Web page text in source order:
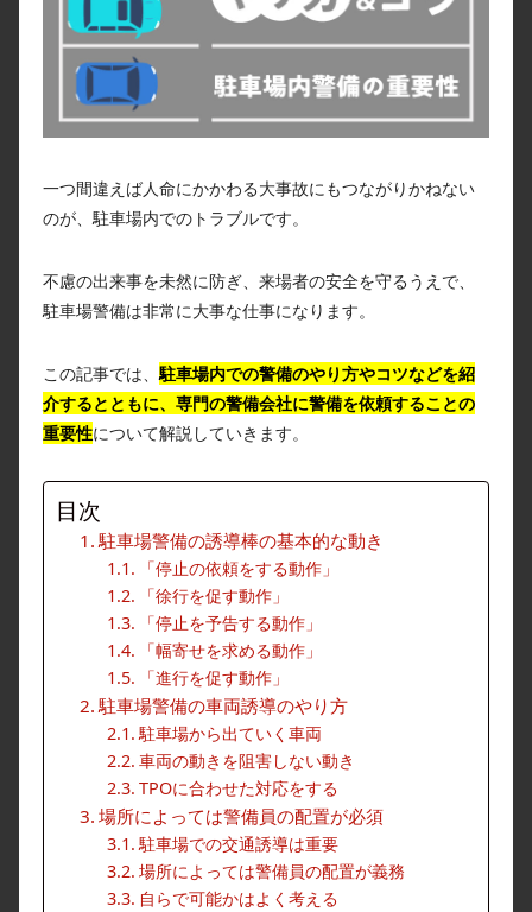
一つ間違えば人命にかかわる大事故にもつながりかねない
のが、駐車場内でのトラブルです。
不慮の出来事を未然に防ぎ、来場者の安全を守るうえで、
駐車場警備は非常に大事な仕事になります。
この記事では、 駐車場内での警備のやり方やコツなどを紹
介するとともに、専門の警備会社に警備を依頼することの
重要性について解説していきます。
目次
駐車場警備の誘導棒の基本的な動き
「停止の依頼をする動作」
「徐行を促す動作」
「停止を予告する動作」
「幅寄せを求める動作」
「進行を促す動作」
駐車場警備の車両誘導のやり方
駐車場から出ていく車両
車両の動きを阻害しない動き
TPOに合わせた対応をする
場所によっては警備員の配置が必須
駐車場での交通誘導は重要
場所によっては警備員の配置が義務
自らで可能かはよく考える